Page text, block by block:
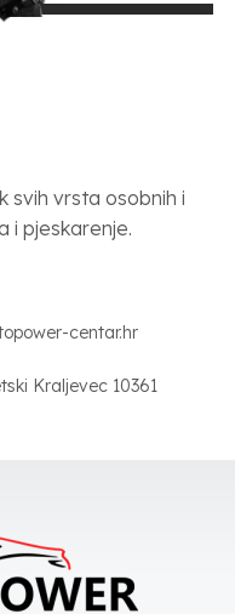
svih vrsta osobnih i
i pjeskarenje.
centar.hr
Kraljevec 10361